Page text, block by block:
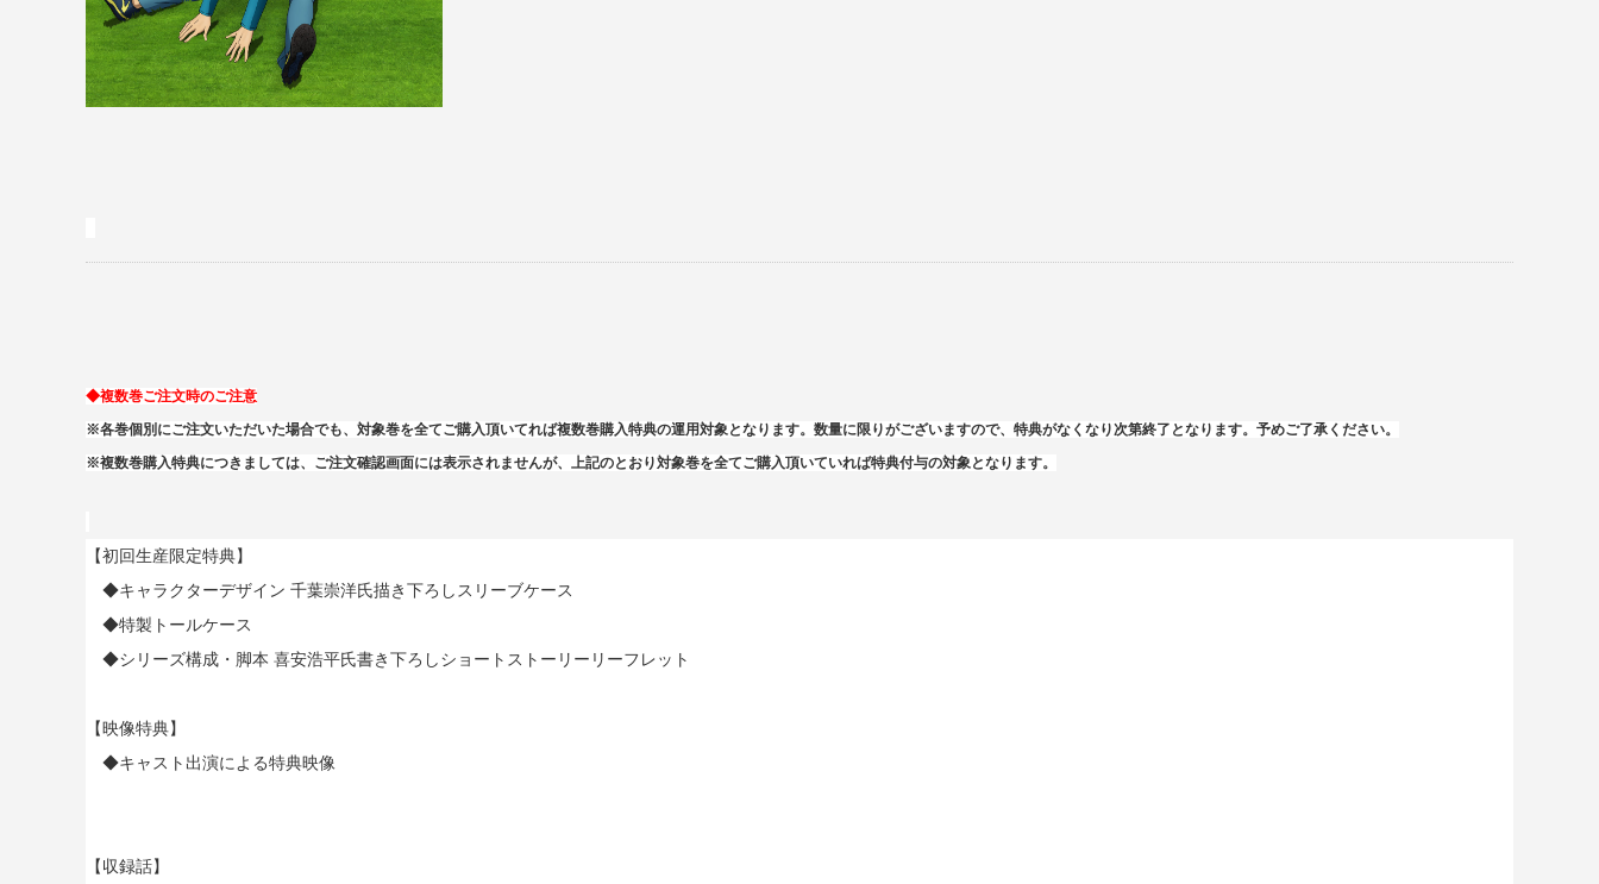
◆複数巻ご注文時のご注意
※各巻個別にご注文いただいた場合でも、対象巻を全てご購入頂いてれば複数巻購入特典の運用対象となります。数量に限りがございますので、特典がなくなり次第終了となります。予めご了承ください。
※複数巻購入特典につきましては、ご注文確認画面には表示されませんが、上記のとおり対象巻を全てご購入頂いていれば特典付与の対象となります。
【初回生産限定特典】
◆キャラクターデザイン 千葉崇洋氏描き下ろしスリーブケース
◆特製トールケース
◆シリーズ構成・脚本 喜安浩平氏書き下ろしショートストーリーリーフレット
【映像特典】
◆キャスト出演による特典映像
【収録話】